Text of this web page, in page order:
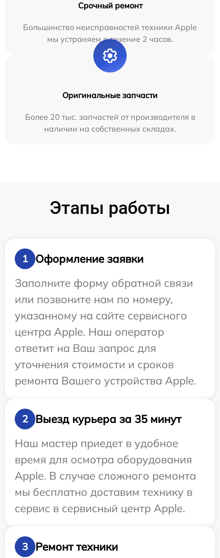
Срочный ремонт
Большинство неисправностей техники Apple
мы устраняем в течение 2 часов.
Оригинальные запчасти
Более 20 тыс. запчастей от производителя в
наличии на собственных складах.
Этапы работы
1
Оформление заявки
Заполните форму обратной связи
или позвоните нам по номеру,
указанному на сайте сервисного
центра Apple. Наш оператор
ответит на Ваш запрос для
уточнения стоимости и сроков
ремонта Вашего устройства Apple.
2
Выезд курьера за 35 минут
Наш мастер приедет в удобное
время для осмотра оборудования
Apple. В случае сложного ремонта
мы бесплатно доставим технику в
сервис в сервисный центр Apple.
3 Ремонт техники